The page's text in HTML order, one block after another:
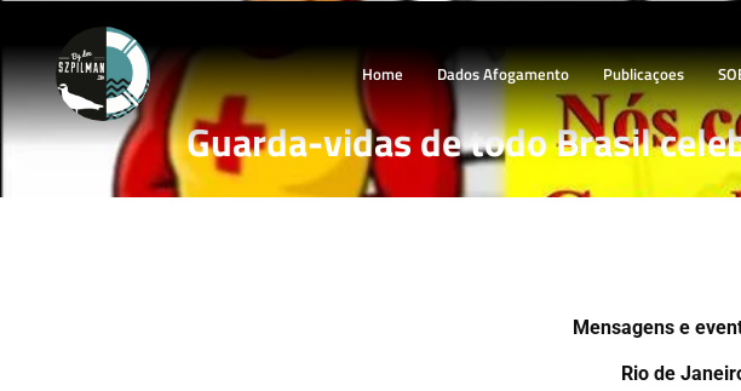
Home Dados Afogamento Publicaçoes
Guarda-vidas de todo Brasil
Mensagens e
Rio de